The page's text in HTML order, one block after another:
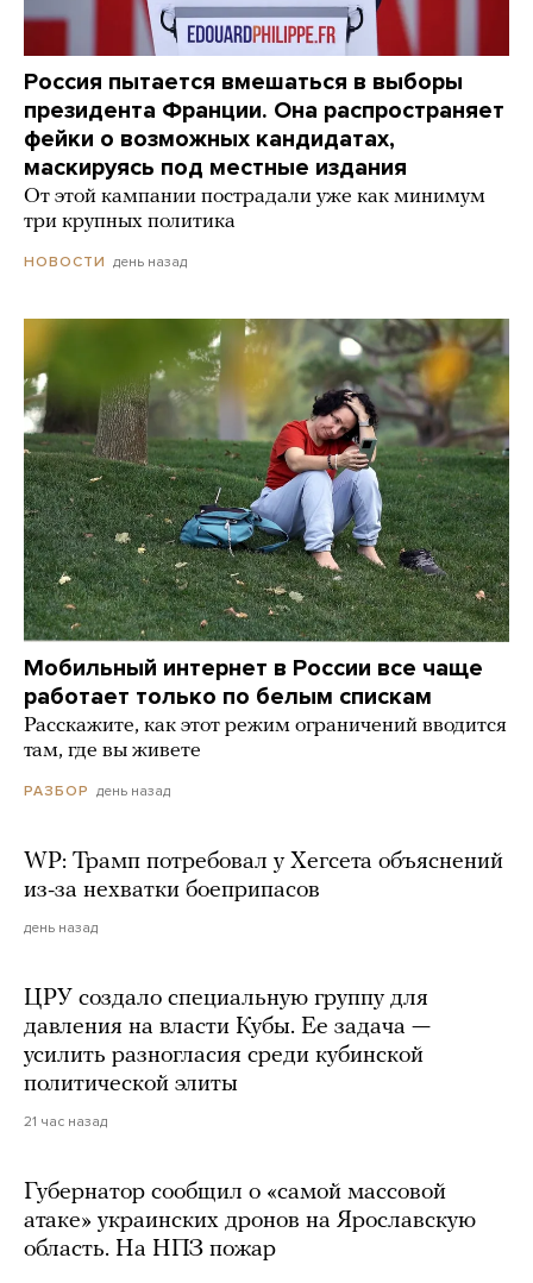
Россия пытается вмешаться в выборы
президента Франции. Она распространяет
фейки о возможных кандидатах,
маскируясь под местные издания
От этой кампании пострадали уже как минимум
три крупных политика
НОВОСТИ день назад
Мобильный интернет в России все чаще
работает только по белым спискам
Расскажите, как этот режим ограничений вводится
там, где вы живете
РАЗБОР день назад
WP: Трамп потребовал у Хегсета объяснений
из-за нехватки боеприпасов
день назад
ЦРУ создало специальную группу для
давления на власти Кубы. Ее задача —
усилить разногласия среди кубинской
политической элиты
21 час назад
Губернатор сообщил о «самой массовой
атаке» украинских дронов на Ярославскую
область. На НПЗ пожар